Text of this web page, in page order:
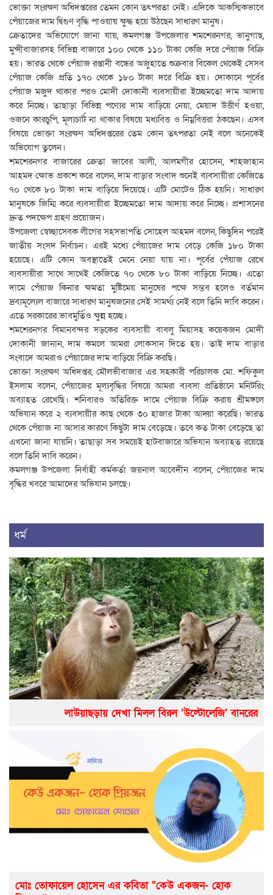
ভোক্তা সংরক্ষণ অধিদপ্তরের তেমন কোন তৎপরতা নেই। এদিকে আকস্মিকভাবে
পেঁয়াজের দাম দ্বিগুণ বৃদ্ধি পাওয়ায় ক্ষুদ্ধ হয়ে উঠছেন সাধারণ মানুষ।
ক্রেতাদের অভিযোগে জানা যায়, কমলগঞ্জ উপজেলার শমশেরনগর, ভানুগাছ,
মুন্সীবাজারসহ বিভিন্ন বাজারে ১০০ থেকে ১১০ টাকা কেজি দরে পেঁয়াজ বিক্রি
হয়। ভারত থেকে পেঁয়াজ রপ্তানী বন্ধের অজুহাতে শুক্রবার বিকেল থেকেই সেসব
পেঁয়াজ কেজি প্রতি ১৭০ থেকে ১৮০ টাকা দরে বিক্রি হয়। দোকানে পূর্বের
পেঁয়াজ মজুদ থাকার পরও মোদী দোকানী ব্যবসায়ীরা ইচ্ছেমতো দাম আদায়
করে নিচ্ছে। তাছাড়া বিভিন্ন পণ্যের দাম বাড়িয়ে নেয়া, মেয়াদ উত্তীর্ণ হওয়া,
ওজনে কারচুপি, মূল্যচার্ট না থাকার বিষয়ে মধ্যবিত্ত ও নিম্নবিত্তরা ঠকছেন। এসব
বিষয়ে ভোক্তা সংরক্ষণ অধিদপ্তরের তেম কোন তৎপরতা নেই বলে অনেকেই
অভিযোগ তুলেন।
শমশেরনগর বাজারের ক্রেতা জাবের আলী, আলমগীর হোসেন, শাহজাহান
আহমদ ক্ষোভ প্রকাশ করে বলেন, দাম বাড়ার সংবাদ শুনেই ব্যবসায়ীরা কেজিতে
৭০ থেকে ৮০ টাকা দাম বাড়িয়ে দিয়েছে। এটি মোটেও ঠিক হয়নি। সাধারণ
মানুষকে জিম্মি করে ব্যবসায়ীরা ইচ্ছেমতো দাম আদায় করে নিচ্ছে। প্রশাসনের
দ্রুত পদক্ষেপ গ্রহণ প্রয়োজন।
উপজেলা স্বেচ্ছাসেবক লীগের সহসভাপতি সোহেল আহমদ বলেন, কিছুদিন পরেই
জাতীয় সংসদ নির্বাচন। এরই মধ্যে পেঁয়াজের দাম বেড়ে কেজি ১৮০ টাকা
হয়েছে। এটি কোন অবস্থাতেই মেনে নেয়া যায় না। পূর্বের পেঁয়াজ রেখে
ব্যবসায়ীরা সাথে সাথেই কেজিতে ৭০ থেকে ৮০ টাকা বাড়িয়ে নিচ্ছে। এতো
দামে পেঁয়াজ কিনার ক্ষমতা মুষ্টিমেয় মানুষের পক্ষে সম্ভব হলেও বর্তমান
দ্রব্যমূল্যেল বাজারে সাধারণ মানুষজনের সেই সামর্থ্য নেই বলে তিনি দাবি করেন।
এতে সরকারের ভাবমুর্তিও ক্ষুন্ন হচ্ছে।
শমশেরনগর বিমানবন্দর সড়কের ব্যবসায়ী বাবলু মিয়াসহ কয়েকজন মোদী
দোকানী জানান, দাম কমলে আমরা লোকসান দিতে হয়। তাই দাম বাড়ার
সংবাদে আমরাও পেঁয়াজের দাম বাড়িয়ে বিক্রি করছি।
ভোক্তা সংরক্ষণ অধিদপ্তর, মৌলভীবাজার এর সহকারী পরিচালক মো. শফিকুল
ইসলাম বলেন, পেঁয়াজের মূল্যবৃদ্ধির বিষয়ে আমরা ব্যবসা প্রতিষ্ঠানে মনিটরিং
অব্যাহত রেখেছি। শনিবারও অতিরিক্ত দামে পেঁয়াজ বিক্রি করায় শ্রীমঙ্গলে
অভিযান করে ২ ব্যবসায়ীর কাছ থেকে ৩০ হাজার টাকা আদ্য়া করেছি। ভারত
থেকে পেঁয়াজ না আসার কারণে কিছুটা দাম বেড়েছে। তবে কত টাকা বেড়েছে তা
এখনো জানা যায়নি। তাছাড়া সব সময়েই হাটবাজারে অভিযান অব্যাহত রয়েছে
বলে তিনি দাবি করেন।
কমলগঞ্জ উপজেলা নির্বাহী কর্মকর্তা জয়নাল আবেদীন বলেন, পেঁয়াজের দাম
বৃদ্ধির খবরে আমাদের অভিযান চলছে।
ধর্ম
লাউয়াছড়ায় দেখা মিলল বিরল ‘উল্টোলেজি’ বানরের
মোঃ তোফায়েল হোসেন এর কবিতা “কেউ একজন- হোক